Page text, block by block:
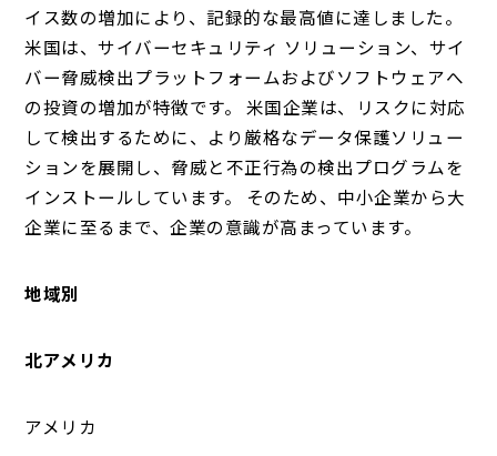
イス数の増加により、記録的な最高値に達しました。
米国は、サイバーセキュリティ ソリューション、サイ
バー脅威検出プラットフォームおよびソフトウェアへ
の投資の増加が特徴です。 米国企業は、リスクに対応
して検出するために、より厳格なデータ保護ソリュー
ションを展開し、脅威と不正行為の検出プログラムを
インストールしています。 そのため、中小企業から大
企業に至るまで、企業の意識が高まっています。
地域別
北アメリカ
アメリカ